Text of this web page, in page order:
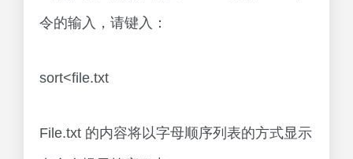
令的输入，请键入：
sort<file.txt
File.txt 的内容将以字母顺序列表的方式显示